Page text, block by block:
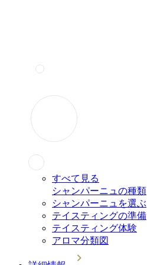
すべて見る
シャンパーニュの種類
シャンパーニュを選ぶ
テイスティングの準備
テイスティング体験
アロマ分類図